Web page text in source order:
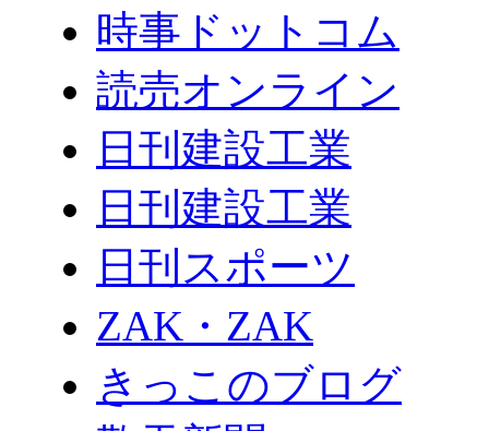
時事ドットコム
読売オンライン
日刊建設工業
日刊建設工業
日刊スポーツ
ZAK・ZAK
きっこのブログ